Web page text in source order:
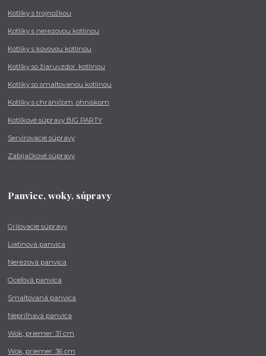
Kotlíky s trojnožkou
Kotlíky s nerezovou kotlinou
Kotlíky s kovovou kotlinou
Kotlíky so žiaruvzdor. kotlinou
Kotlíky so smaltovanou kotlinou
Kotlíky s chráničom, ohniskom
Kotlíkové súpravy BIG PARTY
Servírovacie súpravy
Zabíjačkové súpravy
Panvice, woky, súpravy
Grilovacie súpravy
Liatinová panvica
Nerezová panvica
Oceľová panvica
Smaltovaná panvica
Nepriľnavá panvica
Wok, priemer: 31 cm
Wok, priemer: 36 cm